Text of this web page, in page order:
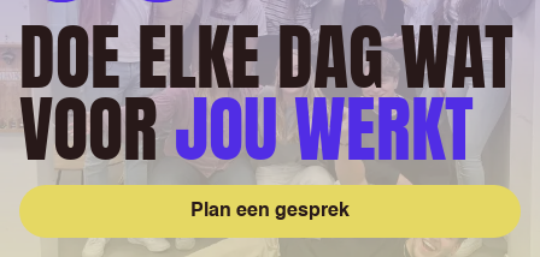
DOE ELKE DAG WAT
VOORJOU WERKT
Plan een gesprek